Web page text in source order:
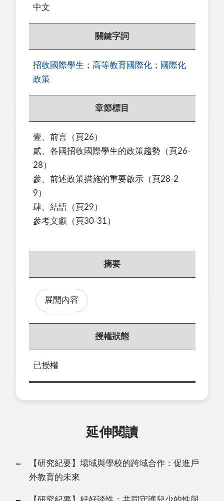
中文
關鍵字詞
招收國際學生 ； 高等教育國際化 ； 國際化
政策
章節標目
壹、前言 （頁26）
貳、各國招收國際學生的政策趨勢（頁26-
28）
參、前述政策措施的重要啟示（頁28-2
9）
肆、結語（頁29）
參考文獻（頁30-31）
摘要
展開內容
授權狀態
已授權
延伸閱讀
【研究紀要】場域與學校的跨域合作：促進戶
外教育的未來